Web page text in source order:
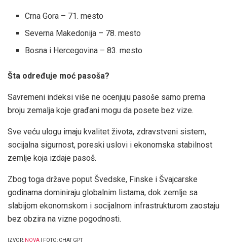
Crna Gora – 71. mesto
Severna Makedonija – 78. mesto
Bosna i Hercegovina – 83. mesto
Šta određuje moć pasoša?
Savremeni indeksi više ne ocenjuju pasoše samo prema
broju zemalja koje građani mogu da posete bez vize.
Sve veću ulogu imaju kvalitet života, zdravstveni sistem,
socijalna sigurnost, poreski uslovi i ekonomska stabilnost
zemlje koja izdaje pasoš.
Zbog toga države poput Švedske, Finske i Švajcarske
godinama dominiraju globalnim listama, dok zemlje sa
slabijom ekonomskom i socijalnom infrastrukturom zaostaju
bez obzira na vizne pogodnosti.
IZVOR: NOVA I FOTO: CHAT GPT